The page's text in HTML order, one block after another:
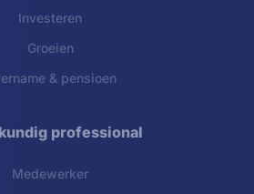
Investeren
Groeien
& pensioen
professional
Medewerker